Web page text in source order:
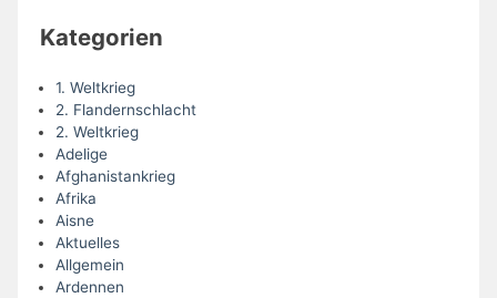
Kategorien
1. Weltkrieg
2. Flandernschlacht
2. Weltkrieg
Adelige
Afghanistankrieg
Afrika
Aisne
Aktuelles
Allgemein
Ardennen